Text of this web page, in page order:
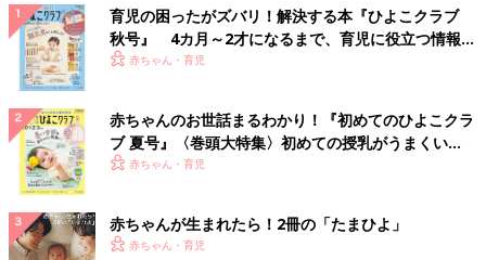
育児の困ったがズバリ！解決する本『ひよこクラブ
秋号』 4カ月～2才になるまで、育児に役立つ情報が
いっぱい！
赤ちゃん・育児
赤ちゃんのお世話まるわかり！『初めてのひよこクラ
ブ 夏号』〈巻頭大特集〉初めての授乳がうまくい
く！ おっぱい・ミルクの基本と夏のトラブル 解決テ
赤ちゃん・育児
赤ちゃんが生まれたら！2冊の「たまひよ」
赤ちゃん・育児